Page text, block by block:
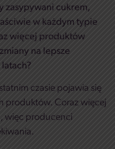
zasypywani cukrem,
w każdym typie
więcej produktów
na lepsze
latach?
czasie pojawia się
produktów. Coraz więcej
więc producenci